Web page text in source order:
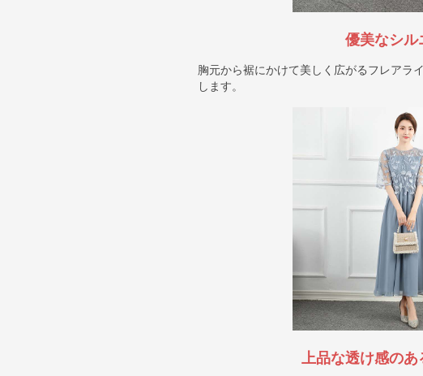
優美なシル
胸元から裾にかけて美しく広がるフレアラ
します。
上品な透け感のあ